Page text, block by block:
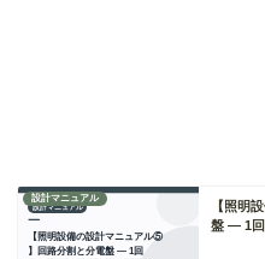
設計マニュアル
【照明
盤 ― 1回